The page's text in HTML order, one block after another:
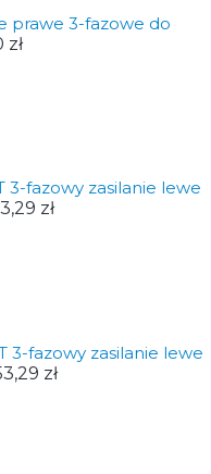
prawe 3-fazowe do
zł
3-fazowy zasilanie lewe
zł
3-fazowy zasilanie lewe
zł